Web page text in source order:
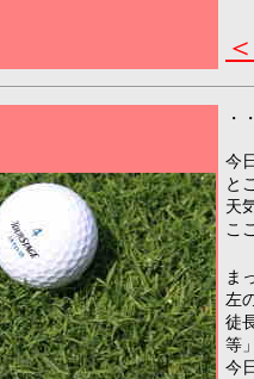
・
今
と
天
こ
ま
左
徒
等
今